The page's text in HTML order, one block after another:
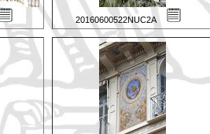
20160600522NUC2A